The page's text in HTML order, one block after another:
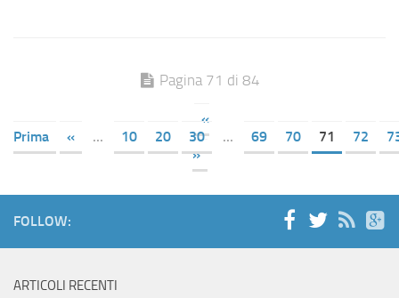
Pagina 71 di 84
«
Prima
« ... 10 20 30 ... 69 70 71 72
»
FOLLOW:
ARTICOLI RECENTI